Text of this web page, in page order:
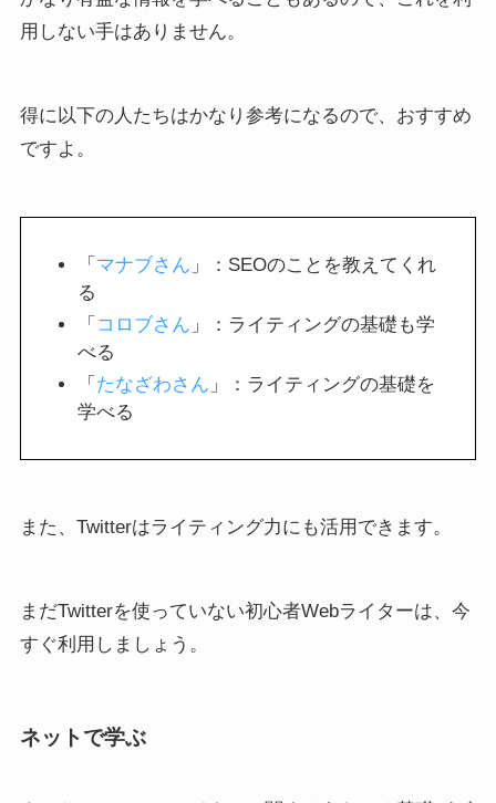
用しない手はありません。
得に以下の人たちはかなり参考になるので、おすすめ
ですよ。
「 マナブさん 」：SEOのことを教えてくれ
る
「 コロブさん 」：ライティングの基礎も学
べる
「 たなざわさん 」：ライティングの基礎を
学べる
また、Twitterはライティング力にも活用できます。
まだTwitterを使っていない初心者Webライターは、今
すぐ利用しましょう。
ネットで学ぶ